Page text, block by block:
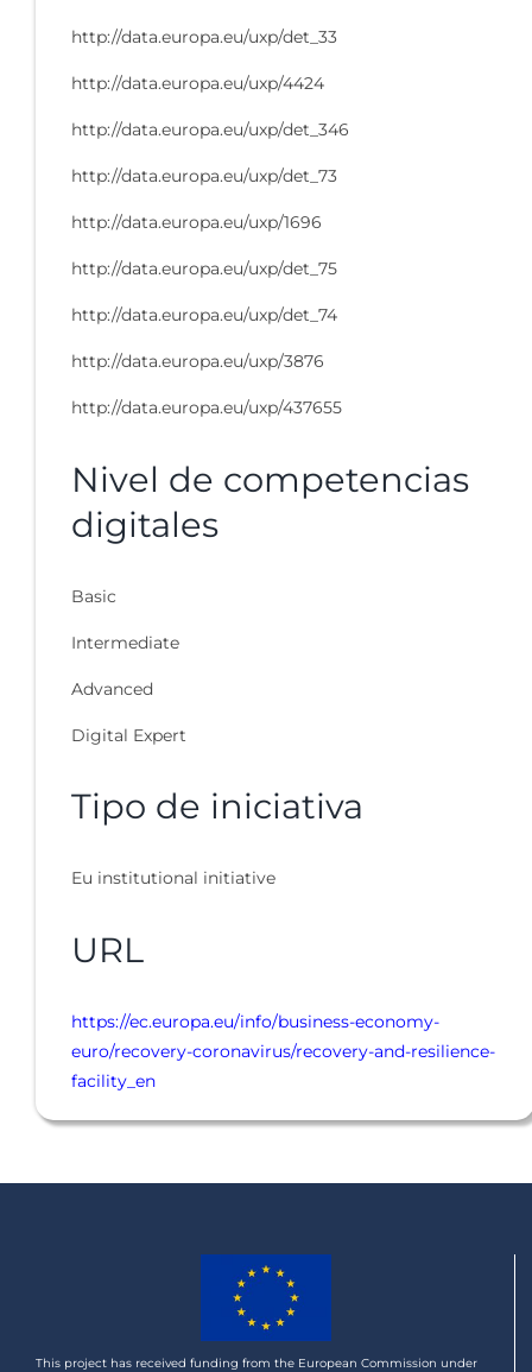
http://data.europa.eu/uxp/det_33
http://data.europa.eu/uxp/4424
http://data.europa.eu/uxp/det_346
http://data.europa.eu/uxp/det_73
http://data.europa.eu/uxp/1696
http://data.europa.eu/uxp/det_75
http://data.europa.eu/uxp/det_74
http://data.europa.eu/uxp/3876
http://data.europa.eu/uxp/437655
Nivel de competencias
digitales
Basic
Intermediate
Advanced
Digital Expert
Tipo de iniciativa
Eu institutional initiative
URL
https://ec.europa.eu/info/business-economy-
euro/recovery-coronavirus/recovery-and-resilience-
facility_en
This project has received funding from the European Commission under